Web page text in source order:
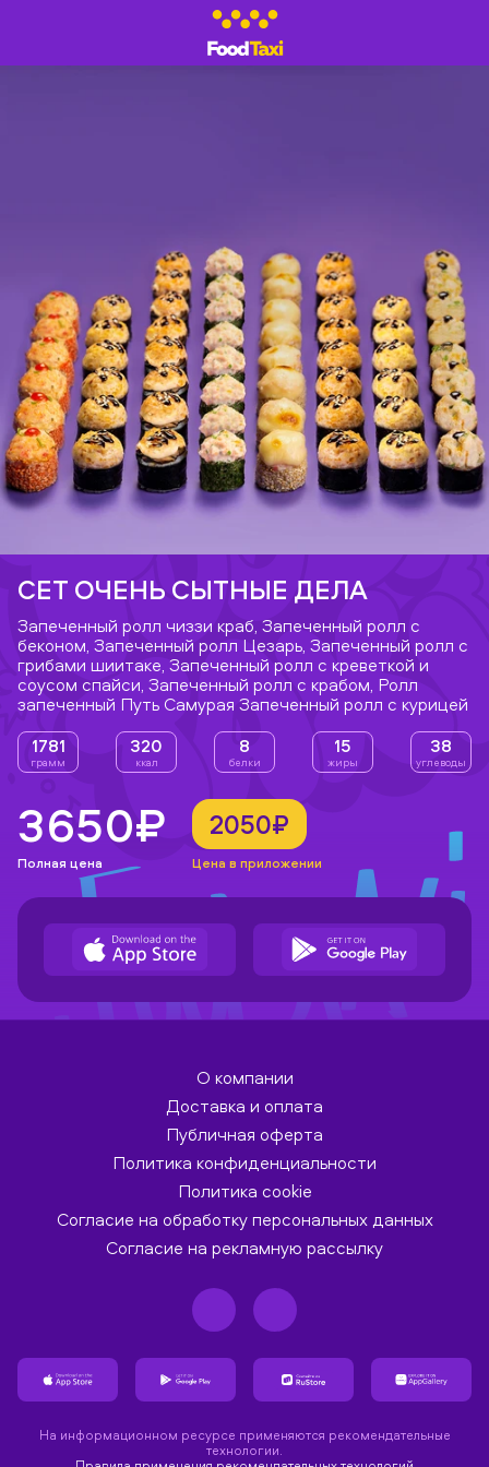
СЕТ ОЧЕНЬ СЫТНЫЕ ДЕЛА
Запеченный ролл чиззи краб, Запеченный ролл с
беконом, Запеченный ролл Цезарь, Запеченный ролл с
грибами шиитаке, Запеченный ролл с креветкой и
соусом спайси, Запеченный ролл с крабом, Ролл
запеченный Путь Самурая Запеченный ролл с курицей
1781
грамм
320
ккал
8
белки
15
жиры
38
углеводы
3650₽
Полная цена
2050₽
Цена в приложении
О компании
Доставка и оплата
Публичная оферта
Политика конфиденциальности
Политика cookie
Согласие на обработку персональных данных
Согласие на рекламную рассылку
На информационном ресурсе применяются рекомендательные
технологии.